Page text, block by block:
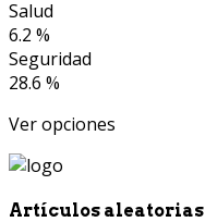
Salud
6.2 %
Seguridad
28.6 %
Ver opciones
Artículos aleatorias